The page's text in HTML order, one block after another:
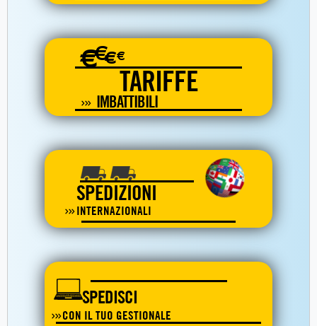
€€€€
TARIFFE
IMBATTIBILI
SPEDIZIONI
INTERNAZIONALI
SPEDISCI
CON IL TUO GESTIONALE